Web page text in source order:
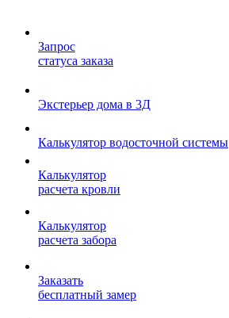
Запрос
статуса заказа
Экстерьер дома в 3Д
Калькулятор водосточной системы
Калькулятор
расчета кровли
Калькулятор
расчета забора
Заказать
бесплатный замер